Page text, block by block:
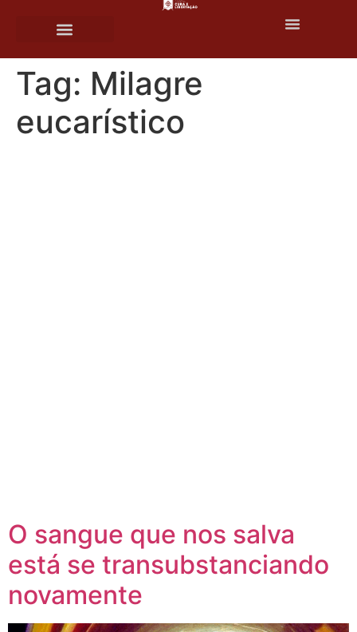
Tag: Milagre
eucarístico
O sangue que nos salva
está se transubstanciando
novamente